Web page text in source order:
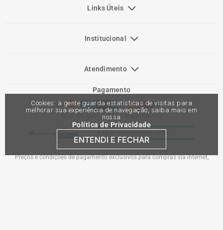
Cookies: a gente guarda estatísticas de visitas para
melhorar sua experiência de navegação, saiba mais em
nossa
Política de Privacidade
ENTENDI E FECHAR
Links Úteis
Institucional
Atendimento
Pagamento
Site Seguro e Reconhecimento
Preços e condições de pagamento exclusivos para compras via internet,